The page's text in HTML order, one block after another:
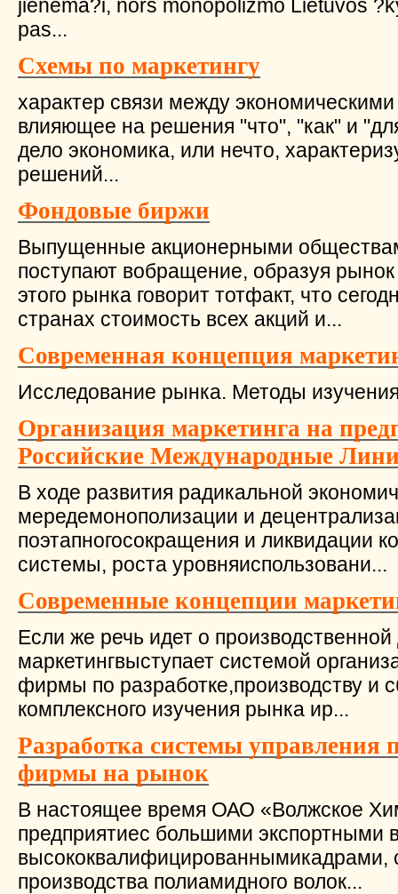
jienema?i, nors monopolizmo Lietuvos
pas...
Схемы по маркетингу
характер связи между
влияющее на решения "что", "как" и
дело экономика, или нечто,
решений...
Фондовые биржи
Выпущенные акционерными
поступают вобращение, образуя
этого рынка говорит тотфакт, что
странах стоимость всех акций и...
Современная концепция
Исследование рынка. Методы
Организация маркетинга на
Российские Международные
В ходе развития радикальной
мередемонополизации и
поэтапногосокращения и ликвидации
системы, роста уровняиспользовани...
Современные концепции
Если же речь идет о производственной
маркетингвыступает системой
фирмы по разработке,производству и
комплексного изучения рынка ир...
Разработка системы управления
фирмы на рынок
В настоящее время ОАО «Волжское
предприятиес большими
высококвалифицированнымикадрами,
производства полиамидного волок...